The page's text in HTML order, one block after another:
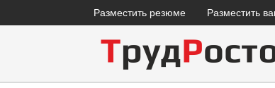
Разместить резюме Разместить